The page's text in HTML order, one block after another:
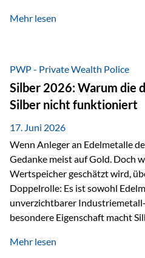
setzen auf die Expertise
Veränderungen geprägt ist, kann
Herangehensweise einen
Was zeichnet aktive Fonds aus?
Ziel, nicht nur einen Markt
Anlageentscheidungen zu
analysieren Unternehmen,…
Mehr lesen
PWP - Private Wealth Police
Silber 2026: Warum die
Silber nicht funktioniert
17. Juni 2026
Wenn Anleger an Edelmetalle
Gedanke meist auf Gold. Doch
Wertspeicher geschätzt wird,
Doppelrolle: Es ist sowohl
unverzichtbarer
besondere Eigenschaft macht
elektrischer – und genau dort
Mehr lesen